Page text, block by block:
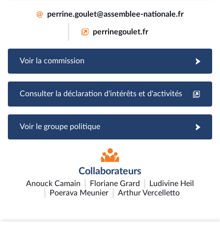
@ perrine.goulet@assemblee-nationale.fr
perrinegoulet.fr
Voir la commission
Consulter la déclaration d'intérêts et d'activités
Voir le groupe politique
Collaborateurs
Anouck Camain Floriane Grard
Ludivine Heil
Poerava Meunier
Arthur Vercelletto